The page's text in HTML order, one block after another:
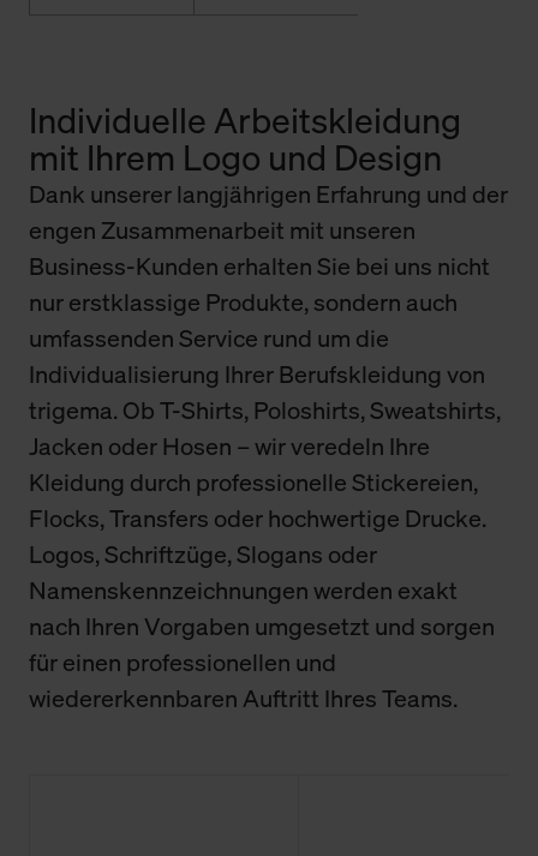
Individuelle Arbeitskleidung
mit Ihrem Logo und Design
Dank unserer langjährigen Erfahrung und der
engen Zusammenarbeit mit unseren
Business-Kunden erhalten Sie bei uns nicht
nur erstklassige Produkte, sondern auch
umfassenden Service rund um die
Individualisierung Ihrer Berufskleidung von
trigema. Ob T-Shirts, Poloshirts, Sweatshirts,
Jacken oder Hosen – wir veredeln Ihre
Kleidung durch professionelle Stickereien,
Flocks, Transfers oder hochwertige Drucke.
Logos, Schriftzüge, Slogans oder
Namenskennzeichnungen werden exakt
nach Ihren Vorgaben umgesetzt und sorgen
für einen professionellen und
wiedererkennbaren Auftritt Ihres Teams.